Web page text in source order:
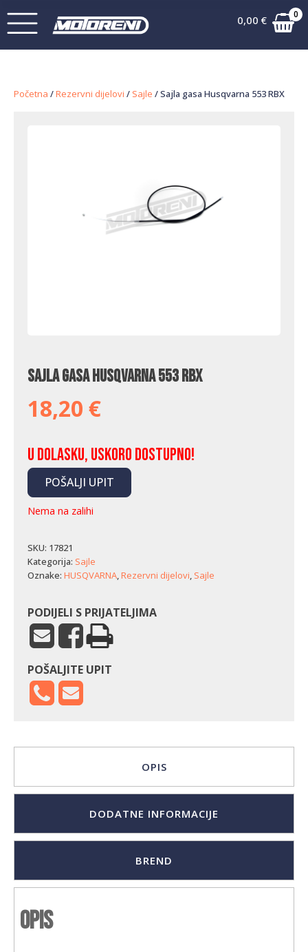
0,00 € 0
Početna /Rezervni dijelovi / Sajle / Sajla gasa Husqvarna 553 RBX
Sajla gasa Husqvarna 553 RBX
18,20 €
U dolasku, uskoro dostupno!
POŠALJI UPIT
Nema na zalihi
SKU: 17821
Kategorija: Sajle
Oznake: HUSQVARNA,Rezervni dijelovi, Sajle
PODIJELI S PRIJATELJIMA
POŠALJITE UPIT
OPIS
DODATNE INFORMACIJE
BREND
Opis